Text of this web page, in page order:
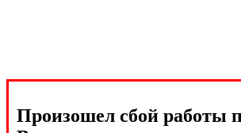
Произошел сбой работы